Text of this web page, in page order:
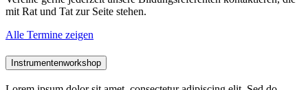
mit Rat und Tat zur Seite stehen.
Alle Termine zeigen
Instrumentenworkshop